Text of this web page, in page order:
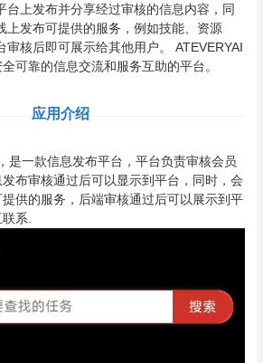
台上发布并分享经过审核的信息内容，同
上发布可提供的服务，例如技能、资源
审核后即可展示给其他用户。 ATEVERYAI
可靠的信息交流和服务互助的平台。
应用介绍
一款信息发布平台，平台负责审核会员
布审核通过后可以显示到平台，同时，会
供的服务，后端审核通过后可以展示到平
系.